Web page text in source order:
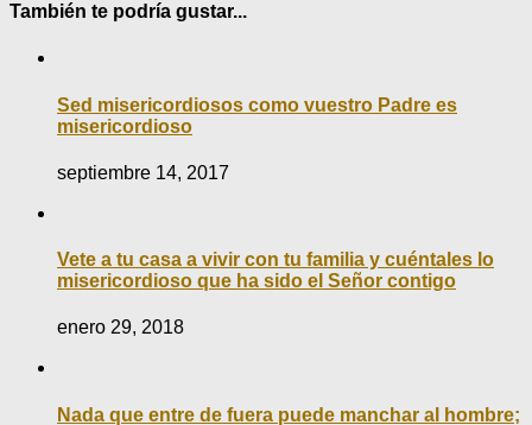
También te podría gustar...
Sed misericordiosos como vuestro Padre es
misericordioso
septiembre 14, 2017
Vete a tu casa a vivir con tu familia y cuéntales lo
misericordioso que ha sido el Señor contigo
enero 29, 2018
Nada que entre de fuera puede manchar al hombre;